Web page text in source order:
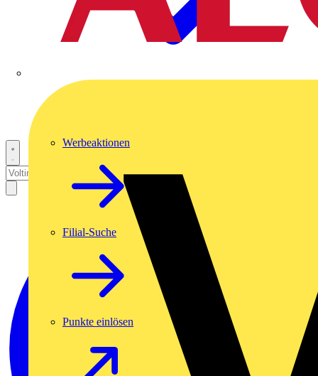
Werbeaktionen
Filial-Suche
Punkte einlösen